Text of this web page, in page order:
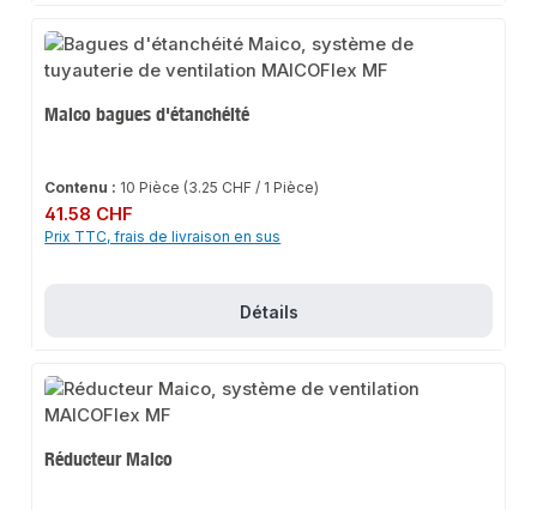
Maico bagues d'étanchéité
Contenu : 10 Pièce (3.25 CHF / 1 Pièce)
Prix régulier :
41.58 CHF
Prix TTC, frais de livraison en sus
Détails
Réducteur Maico